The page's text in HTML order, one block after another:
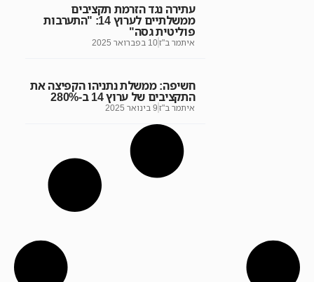
עתירה נגד הזרמת תקציבים
ממשלתיים לערוץ 14: "התערבות
פוליטית גסה"
איתמר ב"ז10 בפברואר 2025
חשיפה: ממשלת נתניהו הקפיצה את
התקציבים של ערוץ 14 ב-280%
איתמר ב"ז9 בינואר 2025